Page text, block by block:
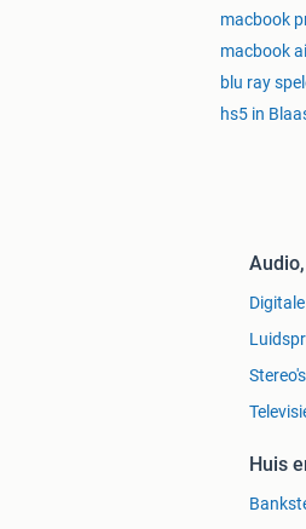
macbook
macbook
blu ray
hs5 in
Stereo's
Huis